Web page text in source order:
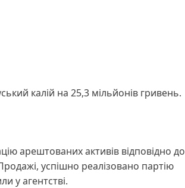
калій на 25,3 мільйонів гривень.
арештованих активів відповідно до
успішно реалізовано партію
у агентстві.